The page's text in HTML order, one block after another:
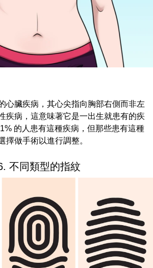
心臟疾病，其心尖指向胸部右側而非左
疾病，這意味著它是一出生就患有的疾
的人患有這種疾病，但那些患有這種
擇做手術以進行調整。
不同類型的指紋